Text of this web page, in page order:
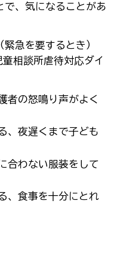
で、気になることがあ
急を要するとき）
童相談所虐待対応ダイ
者の怒鳴り声がよく
、夜遅くまで子ども
合わない服装をして
、食事を十分にとれ